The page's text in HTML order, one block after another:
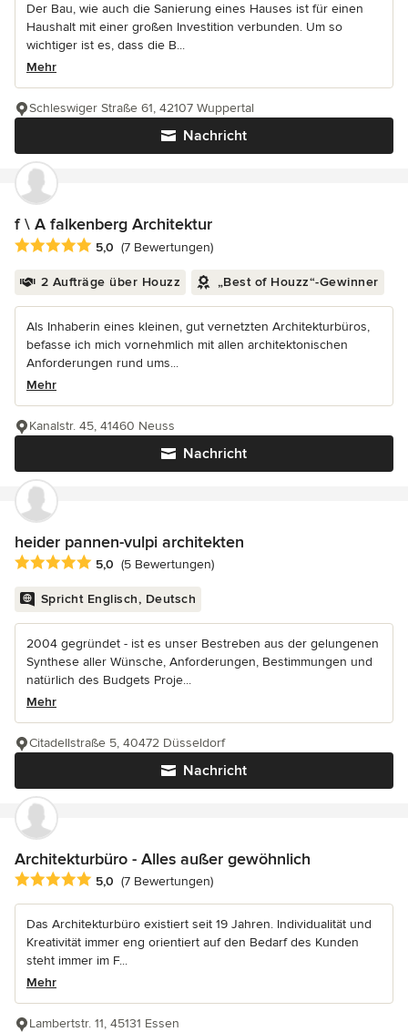
Der Bau, wie auch die Sanierung eines Hauses ist für einen
Haushalt mit einer großen Investition verbunden. Um so
wichtiger ist es, dass die B...
Mehr
Nachricht
Schleswiger Straße 61, 42107 Wuppertal
f \ A falkenberg Architektur
Durchschnittliche Bewertung: 5 von 5 Sternen
5,0 (7 Bewertungen)
2 Aufträge über Houzz „Best of Houzz“-Gewinner
Als Inhaberin eines kleinen, gut vernetzten Architekturbüros,
befasse ich mich vornehmlich mit allen architektonischen
Anforderungen rund ums...
Mehr
Nachricht
Kanalstr. 45, 41460 Neuss
heider pannen-vulpi architekten
Durchschnittliche Bewertung: 5 von 5 Sternen
5,0 (5 Bewertungen)
Spricht Englisch, Deutsch
2004 gegründet - ist es unser Bestreben aus der gelungenen
Synthese aller Wünsche, Anforderungen, Bestimmungen und
natürlich des Budgets Proje...
Mehr
Nachricht
Citadellstraße 5, 40472 Düsseldorf
Architekturbüro - Alles außer gewöhnlich
Durchschnittliche Bewertung: 5 von 5 Sternen
5,0 (7 Bewertungen)
Das Architekturbüro existiert seit 19 Jahren. Individualität und
Kreativität immer eng orientiert auf den Bedarf des Kunden
steht immer im F...
Mehr
Lambertstr. 11, 45131 Essen